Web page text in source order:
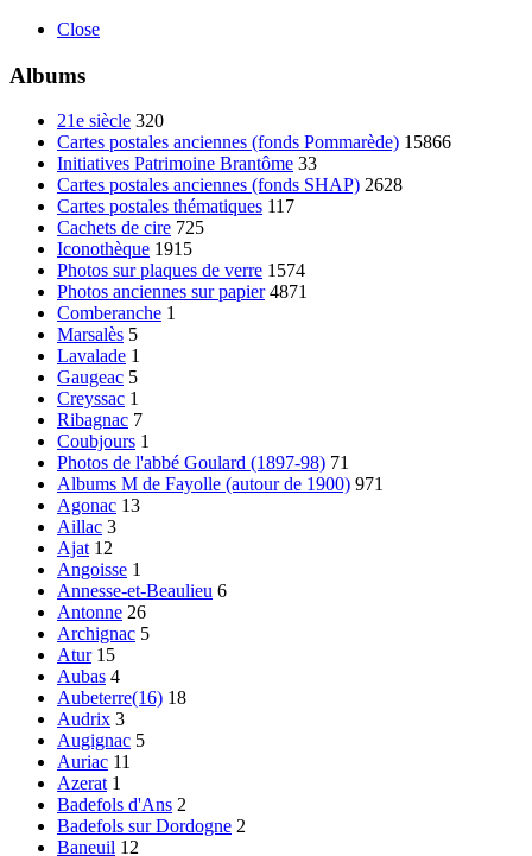
Close
Albums
21e siècle 320
Cartes postales anciennes (fonds Pommarède) 15866
Initiatives Patrimoine Brantôme 33
Cartes postales anciennes (fonds SHAP) 2628
Cartes postales thématiques 117
Cachets de cire 725
Iconothèque 1915
Photos sur plaques de verre 1574
Photos anciennes sur papier 4871
Comberanche 1
Marsalès 5
Lavalade 1
Gaugeac 5
Creyssac 1
Ribagnac 7
Coubjours 1
Photos de l'abbé Goulard (1897-98) 71
Albums M de Fayolle (autour de 1900) 971
Agonac 13
Aillac 3
Ajat 12
Angoisse 1
Annesse-et-Beaulieu 6
Antonne 26
Archignac 5
Atur 15
Aubas 4
Aubeterre(16) 18
Audrix 3
Augignac 5
Auriac 11
Azerat 1
Badefols d'Ans 2
Badefols sur Dordogne 2
Baneuil 12